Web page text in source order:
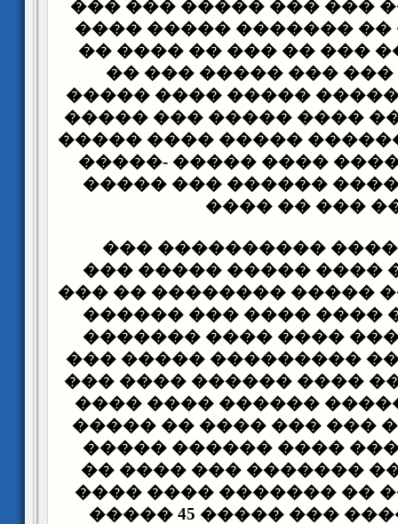
���� ��� ���� ��� ���
����� ����� ��
������ ����� ��� ��
��� ����� ��� ���
������ �� �������
�� ������ ���� ����
������� ��� ������
���� �� �� ����� ����
���� �� �������
���� ��� ��
��� �� �������
�������� �� ����
������� ����� �����
������ ���� ����
��� ��� ������ ����
������ ��� ���
����� ���� ��� ����
���� ��� �������
����� ������ ��� ���
����� �� ����� ����
��� �� ������
������� ���� ��
���� ��� ����� ��� ����� 45 �����